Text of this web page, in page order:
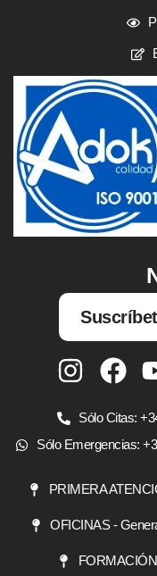
Sólo Citas:
Sólo Emergencias:
PRIMERA
OFICINAS -